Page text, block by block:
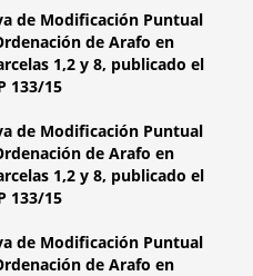
de Modificación Puntual
de Arafo en
1,2 y 8, publicado el
133/15
de Modificación Puntual
de Arafo en
1,2 y 8, publicado el
133/15
de Modificación Puntual
de Arafo en